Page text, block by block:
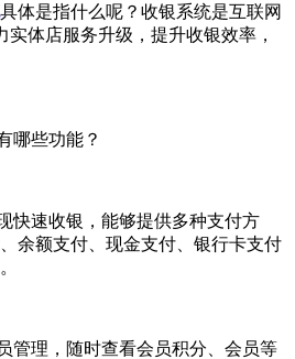
具体是指什么呢？收银系统是互联网
实体店服务升级，提升收银效率，
些功能？
速收银，能够提供多种支付方
余额支付、现金支付、银行卡支付
理，随时查看会员积分、会员等